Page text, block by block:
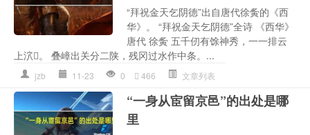
“拜祝金天乞阴德”出自唐代徐夤的《西
华》。 “拜祝金天乞阴德”全诗 《西华》
唐代 徐夤 五千仞有馀神秀，一一排云
上泬。 叠嶂出关分二陕，残冈过水作中条。...
jzb 11-23 0 466 文章列表
“一身从宦留京邑”的出处是哪
里